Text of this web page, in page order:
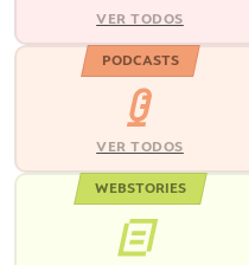
VER TODOS
PODCASTS
VER TODOS
WEBSTORIES